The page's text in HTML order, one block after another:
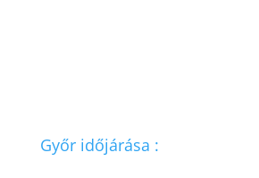
Győr időjárása :